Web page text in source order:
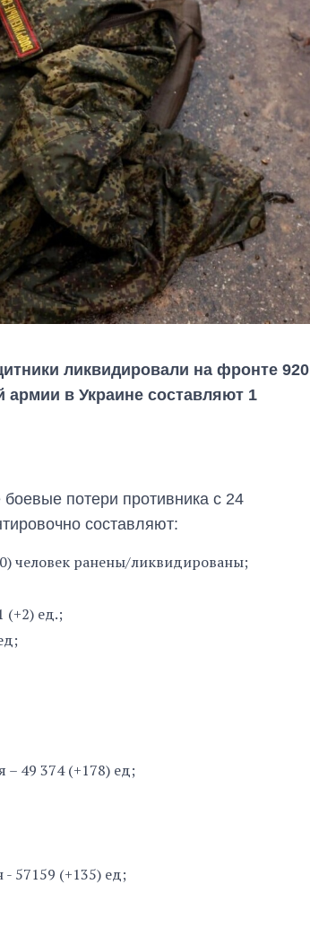
ликвидировали на фронте 920
армии в Украине составляют 1
потери противника с 24
составляют:
человек ранены/ликвидированы;
(+2) ед.;
– 49 374 (+178) ед;
57159 (+135) ед;